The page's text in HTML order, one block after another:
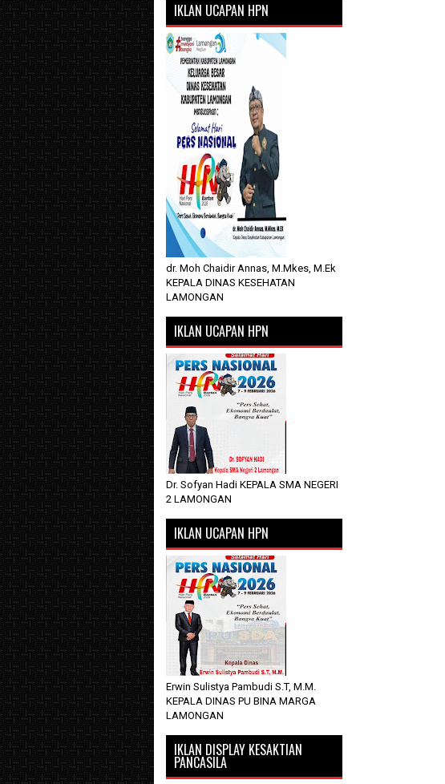
IKLAN UCAPAN HPN
dr. Moh Chaidir Annas, M.Mkes, M.Ek
KEPALA DINAS KESEHATAN
LAMONGAN
IKLAN UCAPAN HPN
Dr. Sofyan Hadi KEPALA SMA NEGERI
2 LAMONGAN
IKLAN UCAPAN HPN
Erwin Sulistya Pambudi S.T, M.M.
KEPALA DINAS PU BINA MARGA
LAMONGAN
IKLAN DISPLAY KESAKTIAN
PANCASILA